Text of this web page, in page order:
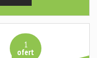
1
ofert